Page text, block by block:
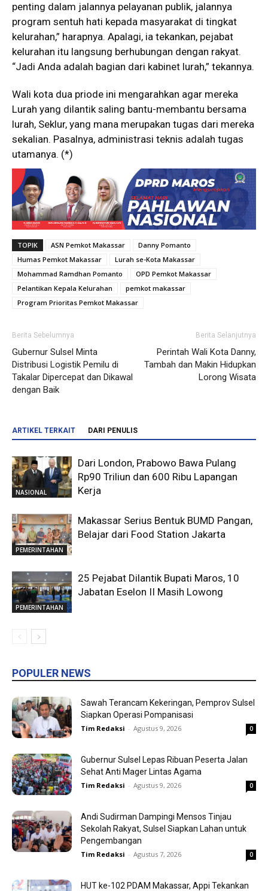
penting dalam jalannya pelayanan publik, jalannya
program sentuh hati kepada masyarakat di tingkat
kelurahan,” harapnya. Apalagi, ia tekankan, pejabat
kelurahan itu langsung berhubungan dengan rakyat.
“Jadi Anda adalah bagian dari kabinet lurah,” tekannya.
Wali kota dua priode ini mengarahkan agar mereka
Lurah yang dilantik saling bantu-membantu bersama
lurah, Seklur, yang mana merupakan tugas dari mereka
sekalian. Pasalnya, administrasi teknis adalah tugas
utamanya. (*)
TOPIK ASN Pemkot Makassar
Danny Pomanto
Humas Pemkot Makassar
Lurah se-Kota Makassar
Mohammad Ramdhan Pomanto
OPD Pemkot Makassar
Pelantikan Kepala Kelurahan
pemkot makassar
Program Prioritas Pemkot Makassar
Berita Sebelumnya
Gubernur Sulsel Minta
Distribusi Logistik Pemilu di
Takalar Dipercepat dan Dikawal
dengan Baik
Berita Selanjutnya
Perintah Wali Kota Danny,
Tambah dan Makin Hidupkan
Lorong Wisata
ARTIKEL TERKAIT DARI PENULIS
NASIONAL
Dari London, Prabowo Bawa Pulang
Rp90 Triliun dan 600 Ribu Lapangan
Kerja
PEMERINTAHAN
Makassar Serius Bentuk BUMD Pangan,
Belajar dari Food Station Jakarta
PEMERINTAHAN
25 Pejabat Dilantik Bupati Maros, 10
Jabatan Eselon II Masih Lowong
POPULER NEWS
Sawah Terancam Kekeringan, Pemprov Sulsel
Siapkan Operasi Pompanisasi
Tim Redaksi - Agustus 9, 2026 0
Gubernur Sulsel Lepas Ribuan Peserta Jalan
Sehat Anti Mager Lintas Agama
Tim Redaksi - Agustus 9, 2026 0
Andi Sudirman Dampingi Mensos Tinjau
Sekolah Rakyat, Sulsel Siapkan Lahan untuk
Pengembangan
Tim Redaksi - Agustus 7, 2026 0
HUT ke-102 PDAM Makassar, Appi Tekankan